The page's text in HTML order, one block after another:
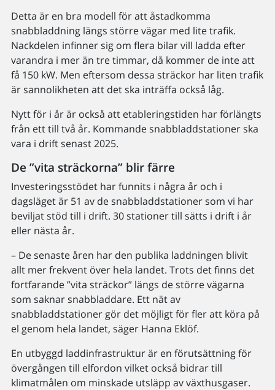
Detta är en bra modell för att åstadkomma
snabbladdning längs större vägar med lite trafik.
Nackdelen infinner sig om flera bilar vill ladda efter
varandra i mer än tre timmar, då kommer de inte att
få 150 kW. Men eftersom dessa sträckor har liten trafik
är sannolikheten att det ska inträffa också låg.
Nytt för i år är också att etableringstiden har förlängts
från ett till två år. Kommande snabbladdstationer ska
vara i drift senast 2025.
De ”vita sträckorna” blir färre
Investeringsstödet har funnits i några år och i
dagsläget är 51 av de snabbladdstationer som vi har
beviljat stöd till i drift. 30 stationer till sätts i drift i år
eller nästa år.
– De senaste åren har den publika laddningen blivit
allt mer frekvent över hela landet. Trots det finns det
fortfarande ”vita sträckor” längs de större vägarna
som saknar snabbladdare. Ett nät av
snabbladdstationer gör det möjligt för fler att köra på
el genom hela landet, säger Hanna Eklöf.
En utbyggd laddinfrastruktur är en förutsättning för
övergången till elfordon vilket också bidrar till
klimatmålen om minskade utsläpp av växthusgaser.